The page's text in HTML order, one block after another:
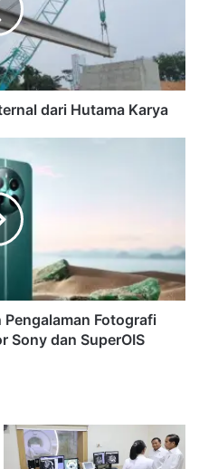
dari Hutama Karya
Pengalaman Fotografi
Sony dan SuperOIS